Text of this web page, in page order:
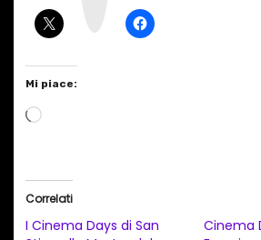
Mi piace:
C
Correlati
I Cinema Days di San
Cinema